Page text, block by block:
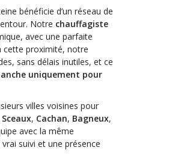
bénéficie d’un réseau de
Notre chauffagiste
avec une parfaite
cette proximité, notre
sans délais inutiles, et ce
uniquement pour
villes voisines pour
Sceaux, Cachan, Bagneux,
avec la même
suivi et une présence